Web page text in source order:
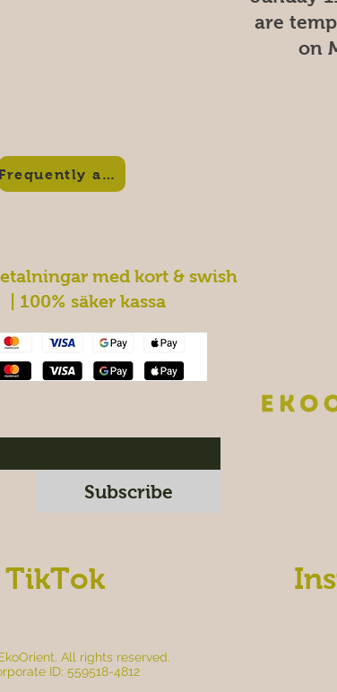
Frequently asked questions
are
on
med kort & swish
| 100% säker kassa
Subscribe
TikTok
All rights reserved.
ID: 559518-4812